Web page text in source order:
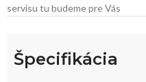
servisu tu budeme pre Vás
Špecifikácia